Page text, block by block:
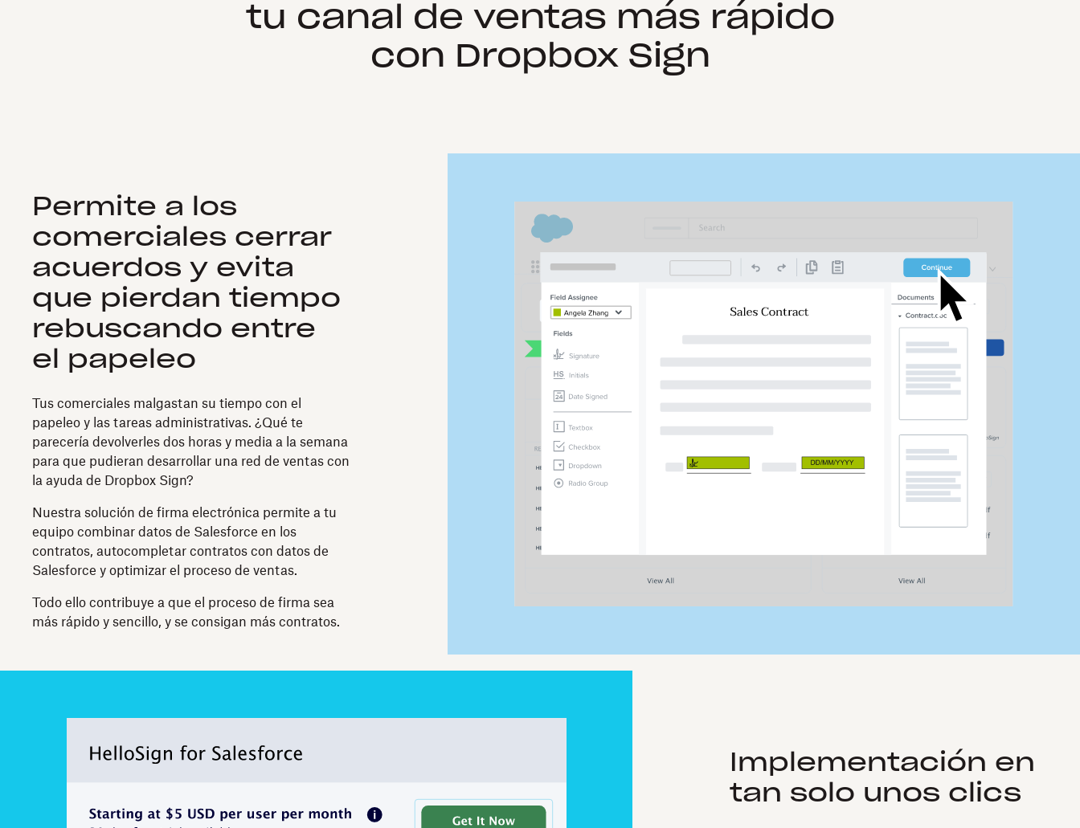
tu canal de ventas más rápido
con Dropbox Sign
Permite a los
comerciales cerrar
acuerdos y evita
que pierdan tiempo
rebuscando entre
el papeleo
Tus comerciales malgastan su tiempo con el
papeleo y las tareas administrativas. ¿Qué te
parecería devolverles dos horas y media a la semana
para que pudieran desarrollar una red de ventas con
la ayuda de Dropbox Sign?
Nuestra solución de firma electrónica permite a tu
equipo combinar datos de Salesforce en los
contratos, autocompletar contratos con datos de
Salesforce y optimizar el proceso de ventas.
Todo ello contribuye a que el proceso de firma sea
más rápido y sencillo, y se consigan más contratos.
Implementación en
tan solo unos clics